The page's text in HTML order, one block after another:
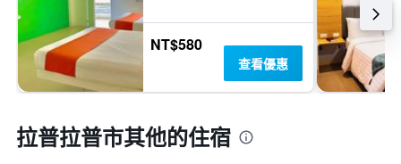
NT$580
查看優惠
拉普拉普市​其他的住宿